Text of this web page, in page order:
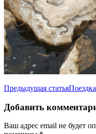
Навигация
по
записям
Предыдущая статья
Добавить
Ваш адрес email не будет